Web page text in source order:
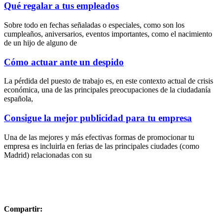
Qué regalar a tus empleados
Sobre todo en fechas señaladas o especiales, como son los
cumpleaños, aniversarios, eventos importantes, como el nacimiento
de un hijo de alguno de
Cómo actuar ante un despido
La pérdida del puesto de trabajo es, en este contexto actual de crisis
económica, una de las principales preocupaciones de la ciudadanía
española,
Consigue la mejor publicidad para tu empresa
Una de las mejores y más efectivas formas de promocionar tu
empresa es incluirla en ferias de las principales ciudades (como
Madrid) relacionadas con su
Compartir: